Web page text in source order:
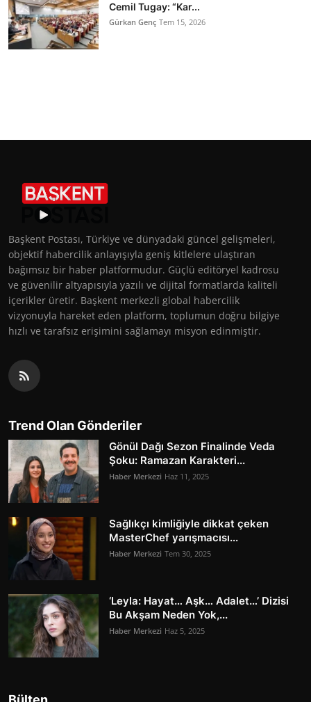
Cemil Tugay: “Kar...
Gürkan Genç Tem 15, 2026
Başkent Postası, Türkiye ve dünyadaki güncel gelişmeleri,
objektif habercilik anlayışıyla geniş kitlelere ulaştıran
bağımsız bir haber platformudur. Güçlü editöryel kadrosu
ve güvenilir altyapısıyla yazılı ve dijital formatlarda kaliteli
içerikler üretir. Başkent merkezli global habercilik
vizyonuyla hareket eden platform, toplumun doğru bilgiye
hızlı ve tarafsız erişimini sağlamayı misyon edinmiştir.
Trend Olan Gönderiler
Gönül Dağı Sezon Finalinde Veda
Şoku: Ramazan Karakteri...
Haber Merkezi Haz 11, 2025
Sağlıkçı kimliğiyle dikkat çeken
MasterChef yarışmacısı...
Haber Merkezi Tem 30, 2025
‘Leyla: Hayat… Aşk… Adalet…’ Dizisi
Bu Akşam Neden Yok,...
Haber Merkezi Haz 5, 2025